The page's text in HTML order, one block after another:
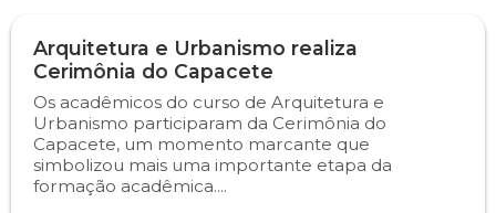
Arquitetura e Urbanismo realiza
Cerimônia do Capacete
Os acadêmicos do curso de Arquitetura e
Urbanismo participaram da Cerimônia do
Capacete, um momento marcante que
simbolizou mais uma importante etapa da
formação acadêmica....
Medicina
Medicina Veterinária
Nutrição
Minha Biblioteca
Núcleo de Apoio Psicopedagógico
Ouvidoria
NAPP e NAPC
Portal do Egresso
Portal do RH